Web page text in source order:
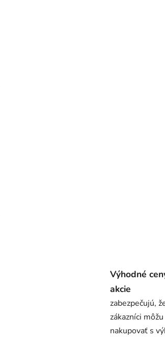
Výhodné
akcie
zabezpečujú,
zákazníci môžu
nakupovať s